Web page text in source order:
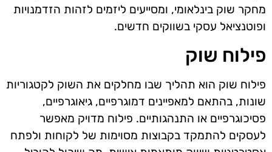
מחקר שוק בינלאומי, ומסייעים ליזמים לזהות הזדמנויות
ופוטנציאל עסקי בשווקים חדשים.
פילוח שוק
פילוח שוק הוא תהליך שבו מחלקים את השוק לקטגוריות
שונות, בהתאם למאפיינים דמוגרפיים, גיאוגרפיים,
פסיכוגרפיים או התנהגותיים. פילוח מדויק מאפשר
לעסקים להתמקד בקבוצות מסוימות של לקוחות ולפתח